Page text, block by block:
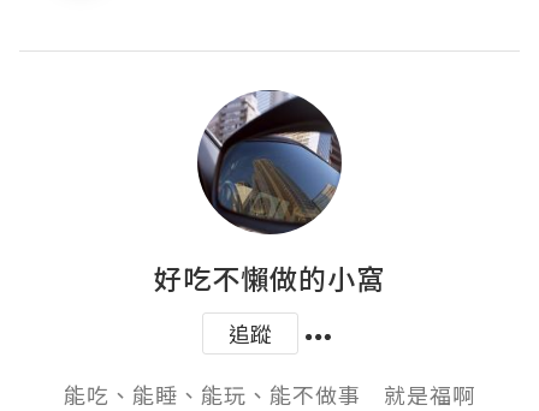
好吃不懶做的小窩
追蹤
能吃、能睡、能玩、能不做事　就是福啊